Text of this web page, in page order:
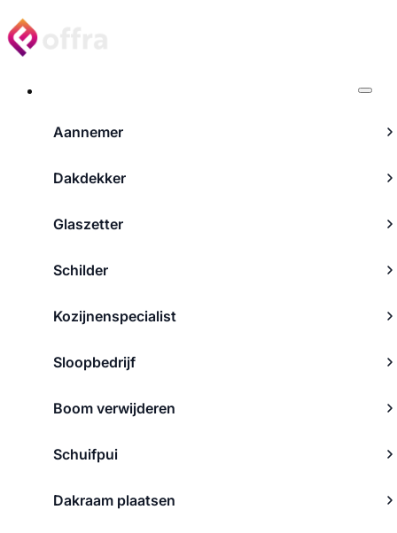
Aannemer
Dakdekker
Glaszetter
Schilder
Kozijnenspecialist
Sloopbedrijf
Boom verwijderen
Schuifpui
Dakraam plaatsen